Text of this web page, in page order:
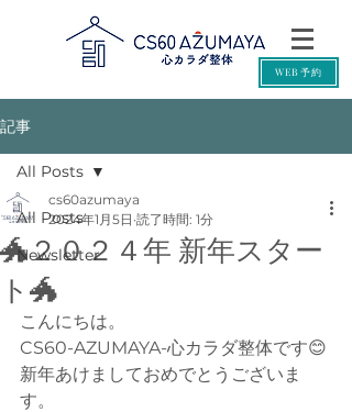
WEB予約
記事
All Posts
Newsletter
All Posts
🐲２０２４年 新年スター
ト🐲
cs60azumaya
2024年1月5日 読了時間: 1分
こんにちは。
CS60-AZUMAYA-心カラダ整体です😊
新年あけましておめでとうございま
す。